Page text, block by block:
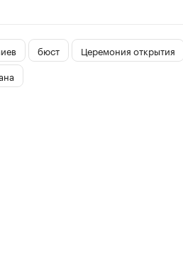
бюст Церемония открытия